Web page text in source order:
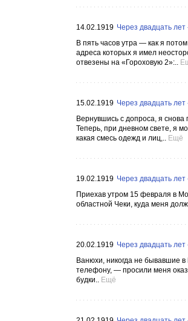
14.02.1919 Через двадцать лет
В пять часов утра — как я
адреса которых я имел
отвезены на «Гороховую 2»:..
15.02.1919 Через двадцать лет
Вернувшись с допроса, я снова
Теперь, при дневном свете, я
какая смесь одежд и лиц,.. Ещё
19.02.1919 Через двадцать лет
Приехав утром 15 февраля в
областной Чеки, куда меня
20.02.1919 Через двадцать лет
Ванюхи, никогда не бывавшие
телефону, — просили меня
будки.. Ещё